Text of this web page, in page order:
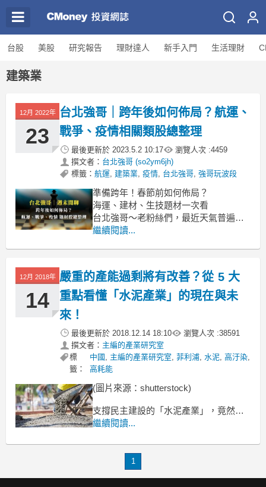
台股 美股 研究報告 理財達人 新手入門 生活理財
建築業
12月 2022年
23
台北強哥｜跨年後如何佈局？航運、
戰爭、疫情相關類股總整理
最後更新於 2023.5.2 10:17 瀏覽人次 :4459
撰文者： 台北強哥 (so2ym6jh)
標籤： 航運, 建築業, 疫情, 台北強哥, 強哥玩波段
準備跨年！春節前如何佈局？
海運、建材、生技題材一次看
台北強哥～老粉絲們，最近天氣普遍低
溫，請務必吃飽穿暖顧好身體，隨著春
後該怎麼佈局？相信長期追蹤強哥的老
會員都想知道，這周就針對可能受惠的
海運、建材、生技產業去解析！
繼續閱讀...
12月 2018年
14
嚴重的產能過剩將有改善？從 5 大
重點看懂「水泥產業」的現在與未
來！
最後更新於 2018.12.14 18:10 瀏覽人次 :38591
撰文者： 主編的產業研究室
標
籤：
中國 , 主編的產業研究室,菲利浦,水泥,高汙染,
高耗能
(圖片來源：shutterstock)
支撐民主建設的「水泥產業」，竟然同
時是環境破壞者？
讓一般人對水泥產業有了更深一層的了
原本只知道水泥是造橋鋪路及蓋房子的
繼續閱讀...
1